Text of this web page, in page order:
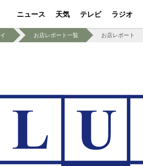
ニュース 天気 テレビ ラジオ
お店レポート一覧 お店レポート